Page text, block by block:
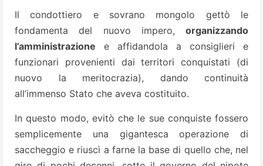
Il condottiero e sovrano mongolo gettò le
fondamenta del nuovo impero, organizzando
l’amministrazione e affidandola a consiglieri e
funzionari provenienti dai territori conquistati (di
nuovo la meritocrazia), dando continuità
all’immenso Stato che aveva costituito.
In questo modo, evitò che le sue conquiste fossero
semplicemente una gigantesca operazione di
saccheggio e riuscì a farne la base di quello che, nel